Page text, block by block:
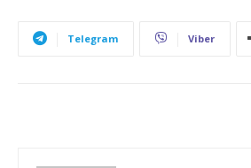
Telegram Viber